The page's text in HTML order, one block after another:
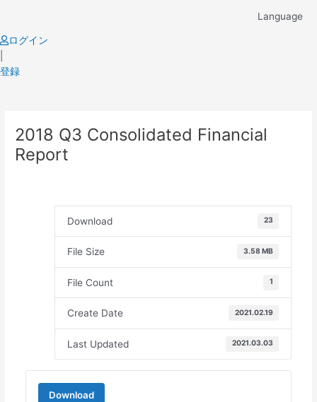
content
Language
ログイン
登録
2018 Q3 Consolidated Financial
Report
Download 23
File Size 3.58 MB
File Count 1
Create Date 2021.02.19
Last Updated 2021.03.03
Download
navigation